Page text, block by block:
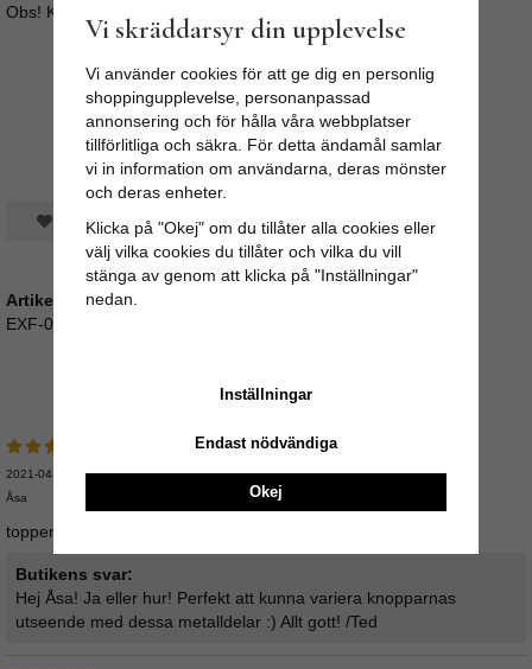
Obs! Knopp ingår ej!
Spara som favorit
Artikelnummer:
EXF-01/2826-silver-1
5/5 baserat på
2021-04-30
Åsa
toppen att inte behöva köpa en helt ny knopp.
Butikens svar:
Hej Åsa! Ja eller hur! Perfekt att kunna variera knopparnas
utseende med dessa metalldelar :) Allt gott! /Ted
Vi skräddarsyr din upplevelse
Vi använder cookies för att ge dig en personlig
shoppingupplevelse, personanpassad
annonsering och för hålla våra webbplatser
tillförlitliga och säkra. För detta ändamål samlar
vi in information om användarna, deras mönster
och deras enheter.
Klicka på "Okej" om du tillåter alla cookies eller
välj vilka cookies du tillåter och vilka du vill
stänga av genom att klicka på "Inställningar"
nedan.
Inställningar
Endast nödvändiga
Okej